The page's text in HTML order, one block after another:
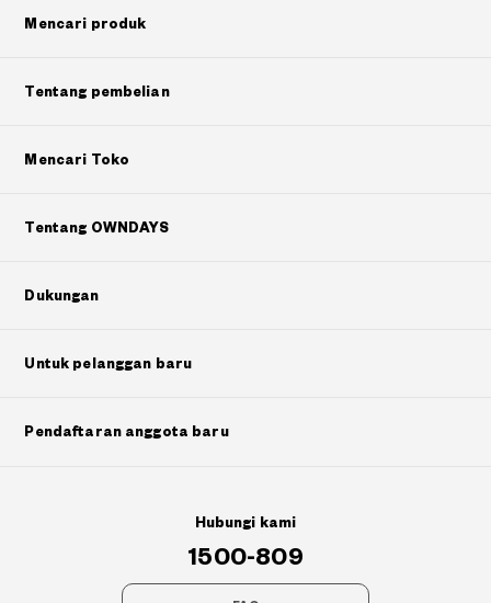
Mencari produk
Tentang pembelian
Mencari Toko
Tentang OWNDAYS
Dukungan
Untuk pelanggan baru
Pendaftaran anggota baru
Hubungi kami
1500-809